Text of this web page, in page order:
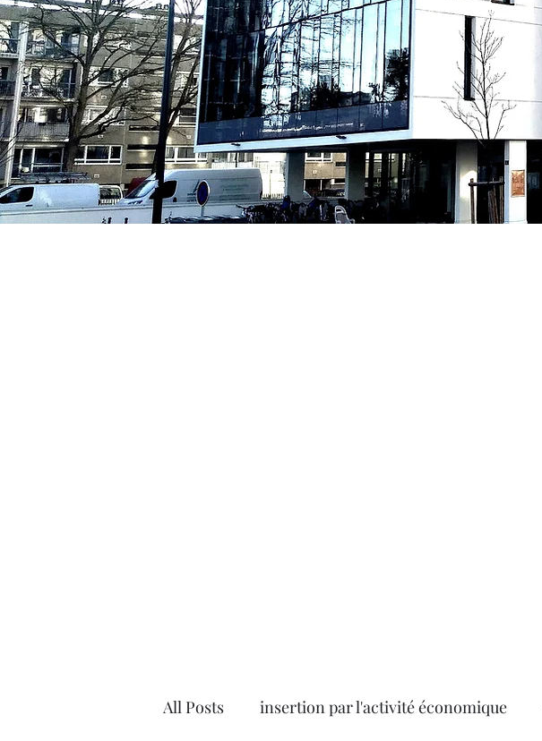
All Posts insertion par l'activité économique